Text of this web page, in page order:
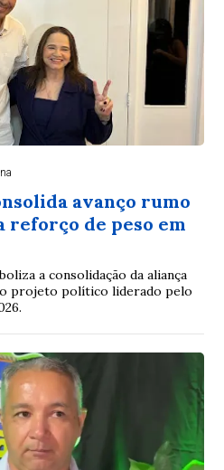
avanço rumo
reforço de peso em
a consolidação da aliança
projeto político liderado pelo